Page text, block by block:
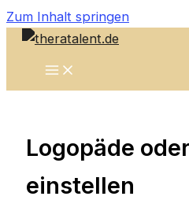
Zum Inhalt springen
Logopäde
einstellen